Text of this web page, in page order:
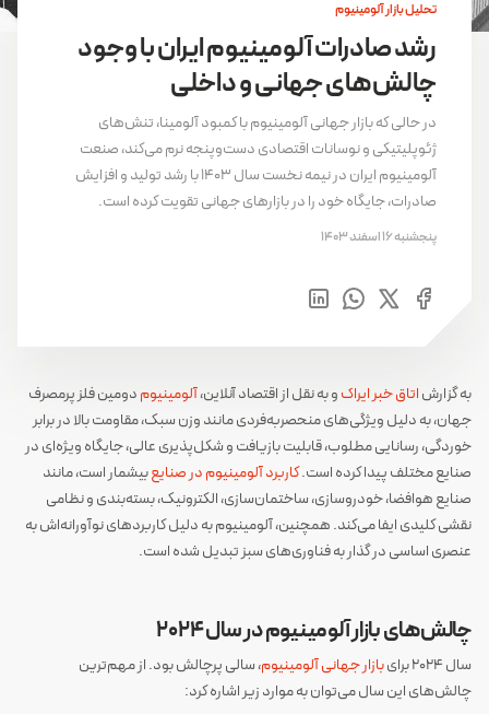
تحلیل بازار آلومینیوم
رشد صادرات آلومینیوم ایران با وجود
چالش‌های جهانی و داخلی
در حالی که بازار جهانی آلومینیوم با کمبود آلومینا، تنش‌های
ژئوپلیتیکی و نوسانات اقتصادی دست‌وپنجه نرم می‌کند، صنعت
آلومینیوم ایران در نیمه نخست سال ۱۴۰۳ با رشد تولید و افزایش
صادرات، جایگاه خود را در بازارهای جهانی تقویت کرده است.
پنجشنبه 16 اسفند 1403
به گزارشاتاق خبر ایراکو به نقل از اقتصاد آنلاین،آلومینیومدومین فلز پرمصرف
جهان، به دلیل ویژگی‌های منحصربه‌فردی مانند وزن سبک، مقاومت بالا در برابر
خوردگی، رسانایی مطلوب، قابلیت بازیافت و شکل‌پذیری عالی، جایگاه ویژه‌ای در
صنایع مختلف پیدا کرده است.کاربرد آلومینیوم در صنایعبیشمار است، مانند
صنایع هوافضا، خودروسازی، ساختمان‌سازی، الکترونیک، بسته‌بندی و نظامی
نقشی کلیدی ایفا می‌کند. همچنین، آلومینیوم به دلیل کاربرد‌های نوآورانه‌اش به
عنصری اساسی در گذار به فناوری‌های سبز تبدیل شده است.
چالش‌های بازار آلومینیوم در سال ۲۰۲۴
سال ۲۰۲۴ برای بازار جهانی آلومینیوم، سالی پرچالش بود. از مهم‌ترین
چالش‌های این سال می‌توان به موارد زیر اشاره کرد: